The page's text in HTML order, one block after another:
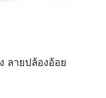
ลายปล้องอ้อย